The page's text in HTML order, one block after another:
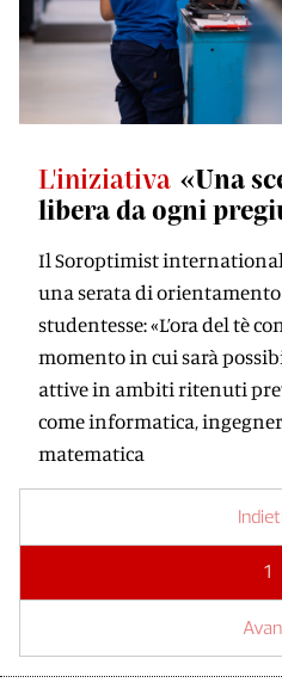
L'iniziativa «Una
libera da ogni
Il Soroptimist
una serata di
studentesse: «L’ora del tè
momento in cui sarà
attive in ambiti ritenuti
come informatica,
matematica
1